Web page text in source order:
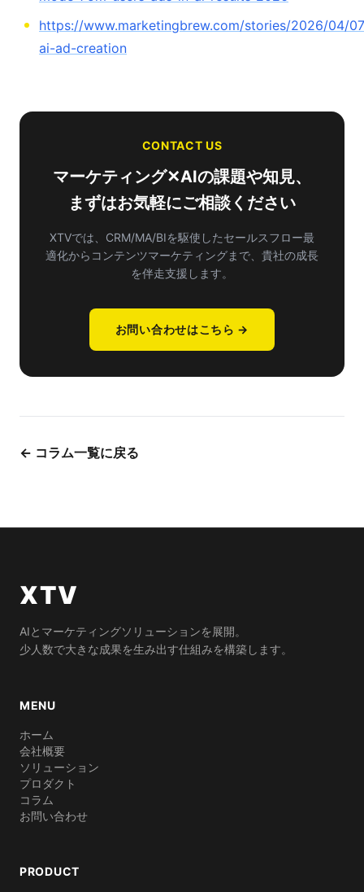
https://www.marketingbrew.com/stories/2026/04/
ai-ad-creation
CONTACT US
マーケティング✕AIの課題や知見、
まずはお気軽にご相談ください
XTVでは、CRM/MA/BIを駆使したセールスフロー最
適化から コンテンツマーケティングまで、貴社の成長
を伴走支援します。
お問い合わせはこちら →
← コラム一覧に戻る
XTV
AIとマーケティングソリューションを展開。
少人数で大きな成果を生み出す仕組みを構築します。
MENU
ホーム
会社概要
ソリューション
プロダクト
コラム
お問い合わせ
PRODUCT